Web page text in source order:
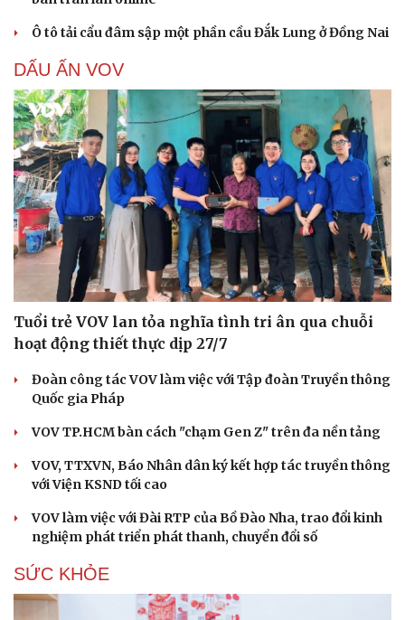
Ô tô tải cẩu đâm sập một phần cầu Đắk Lung ở Đồng Nai
DẤU ẤN VOV
Tuổi trẻ VOV lan tỏa nghĩa tình tri ân qua chuỗi
hoạt động thiết thực dịp 27/7
Đoàn công tác VOV làm việc với Tập đoàn Truyền thông
Quốc gia Pháp
VOV TP.HCM bàn cách "chạm Gen Z" trên đa nền tảng
VOV, TTXVN, Báo Nhân dân ký kết hợp tác truyền thông
với Viện KSND tối cao
VOV làm việc với Đài RTP của Bồ Đào Nha, trao đổi kinh
nghiệm phát triển phát thanh, chuyển đổi số
SỨC KHỎE